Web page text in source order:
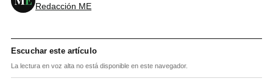
Redacción ME
Escuchar este artículo
La lectura en voz alta no está disponible en este navegador.